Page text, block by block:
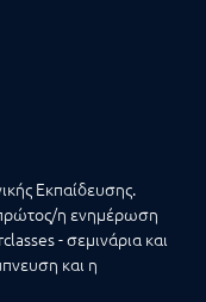
Εκπαίδευσης.
η ενημέρωση
- σεμινάρια και
και η